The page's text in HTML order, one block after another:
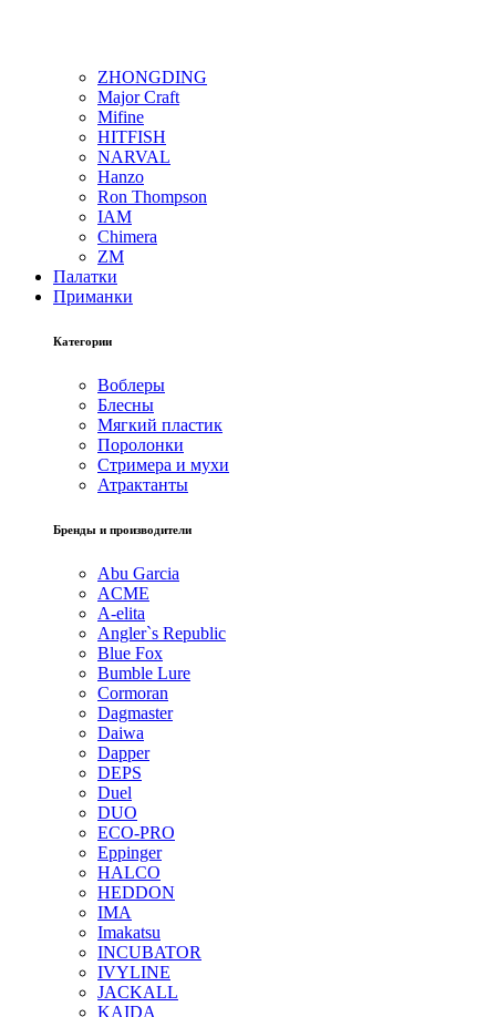
ZHONGDING
Major Craft
Mifine
HITFISH
NARVAL
Hanzo
Ron Thompson
IAM
Chimera
ZM
Палатки
Приманки
Категории
Воблеры
Блесны
Мягкий пластик
Поролонки
Стримера и мухи
Атрактанты
Бренды и производители
Abu Garcia
ACME
A-elita
Angler`s Republic
Blue Fox
Bumble Lure
Cormoran
Dagmaster
Daiwa
Dapper
DEPS
Duel
DUO
ECO-PRO
Eppinger
HALCO
HEDDON
IMA
Imakatsu
INCUBATOR
IVYLINE
JACKALL
KAIDA